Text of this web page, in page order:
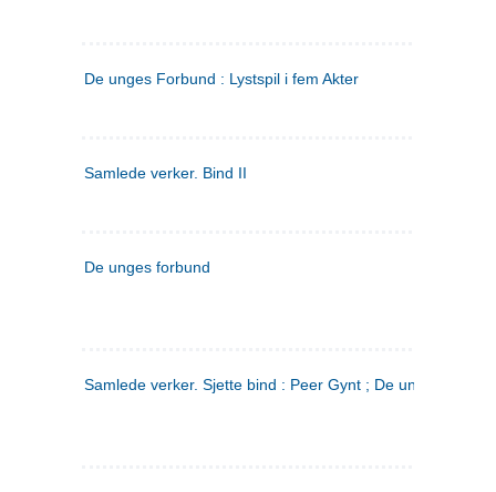
De unges Forbund : Lystspil i fem Akter
Samlede verker. Bind II
De unges forbund
Samlede verker. Sjette bind : Peer Gynt ; De unges